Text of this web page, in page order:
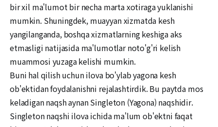
bir xil ma'lumot bir necha marta xotiraga yuklanishi
mumkin. Shuningdek, muayyan xizmatda kesh
yangilanganda, boshqa xizmatlarning keshiga aks
etmasligi natijasida ma'lumotlar noto'g'ri kelish
muammosi yuzaga kelishi mumkin.
Buni hal qilish uchun ilova bo'ylab yagona kesh
ob'ektidan foydalanishni rejalashtirdik. Bu paytda mos
keladigan naqsh aynan Singleton (Yagona) naqshidir.
Singleton naqshi ilova ichida ma'lum ob'ektni faqat